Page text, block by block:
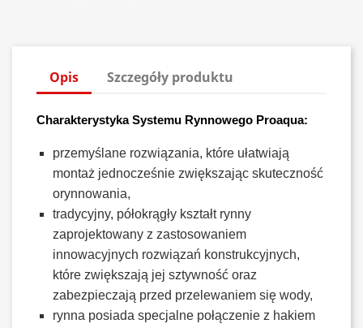
Opis Szczegóły produktu
Charakterystyka Systemu Rynnowego Proaqua:
przemyślane rozwiązania, które ułatwiają
montaż jednocześnie zwiększając skuteczność
orynnowania,
tradycyjny, półokrągły kształt rynny
zaprojektowany z zastosowaniem
innowacyjnych rozwiązań konstrukcyjnych,
które zwiększają jej sztywność oraz
zabezpieczają przed przelewaniem się wody,
rynna posiada specjalne połączenie z hakiem